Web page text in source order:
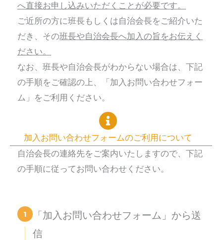
へ直接お申し込みいただくことが必要です。
ご近所の方に班長もしくは自治会長をご紹介いた
だき、その班長や自治会長へ加入の旨をお伝えく
ださい。
なお、班長や自治会長がわからない場合は、下記
の手順をご確認の上、「加入お問い合わせフォー
ム」をご利用ください。
加入お問い合わせフォームのご利用について
自治会長の連絡先をご案内いたしますので、下記
の手順に従ってお問い合わせください。
1
「加入お問い合わせフォーム」から送
信